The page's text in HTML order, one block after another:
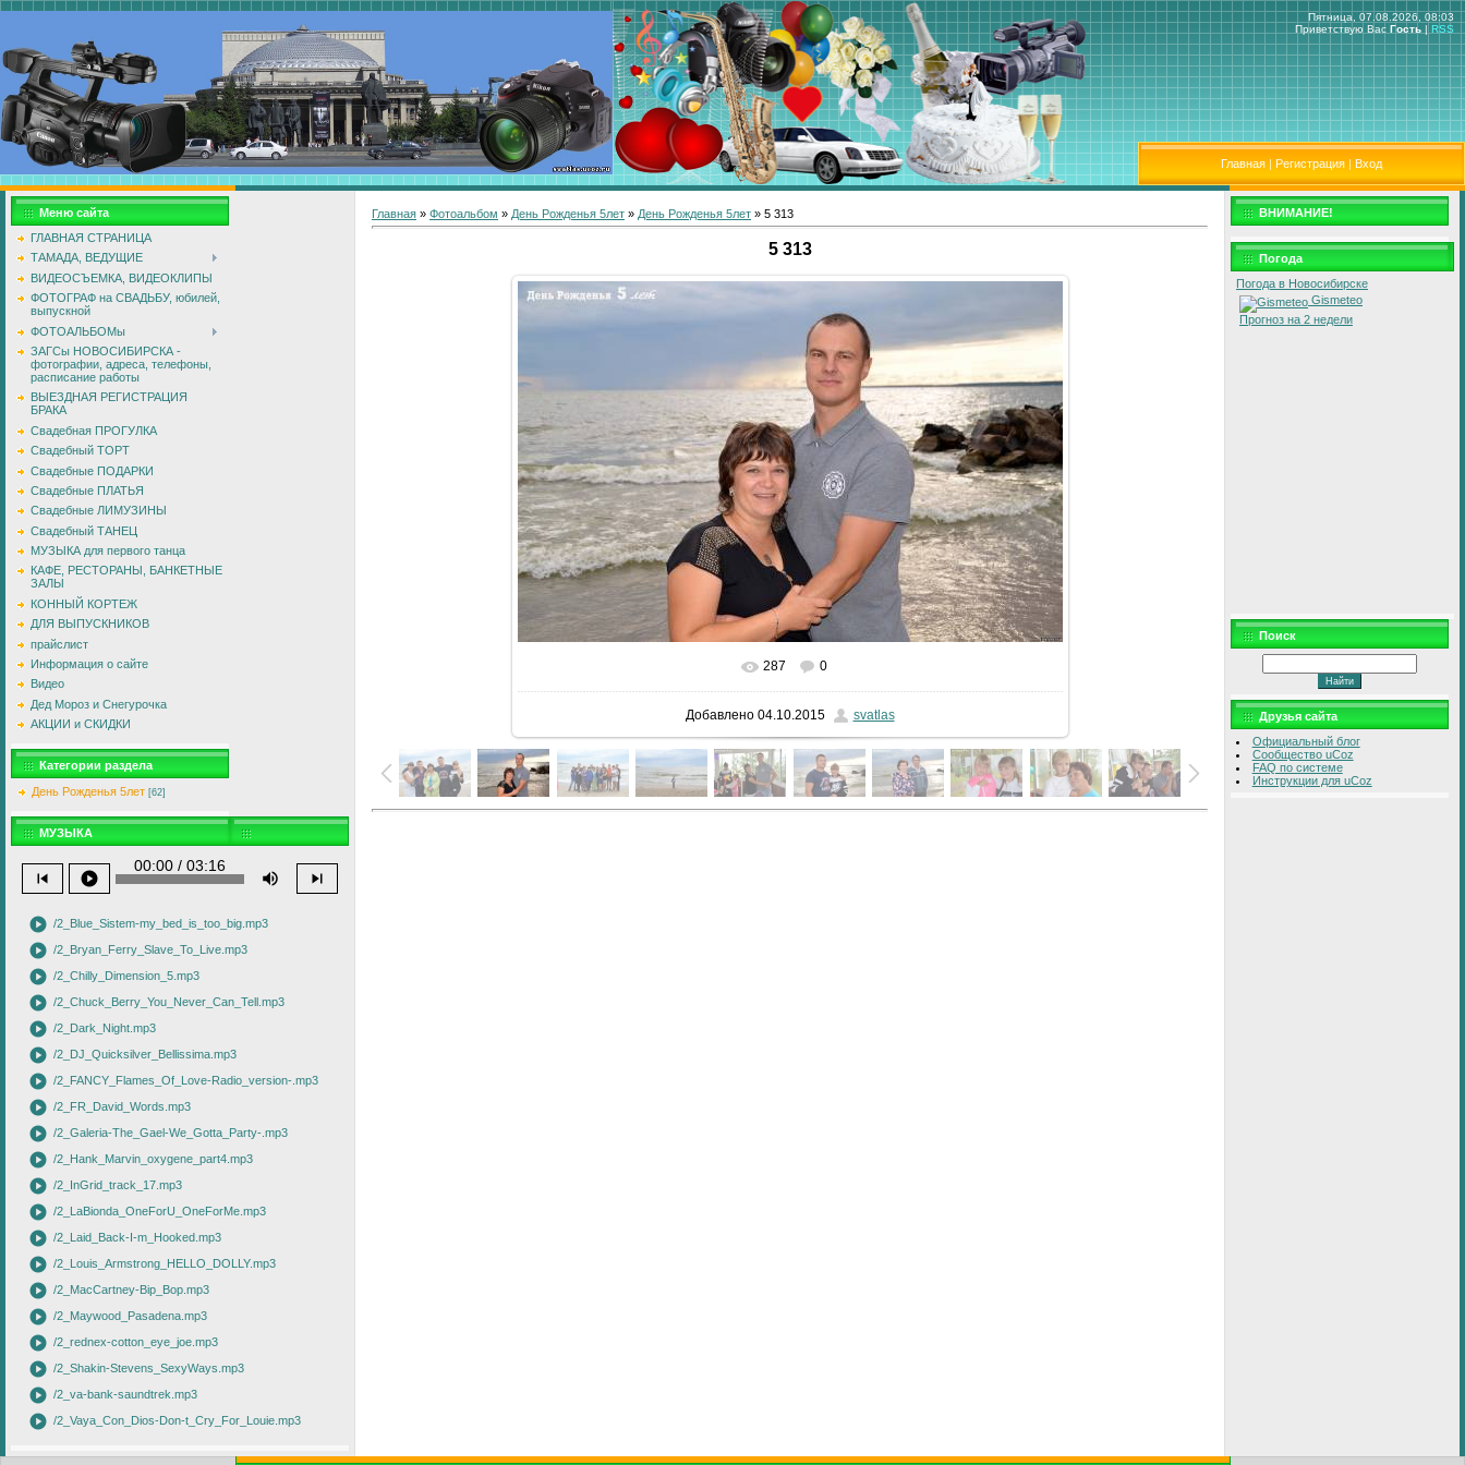
Пятница, 07.08.2026, 08:03
Приветствую Вас Гость | RSS
Главная | Регистрация | Вход
Меню сайта
ГЛАВНАЯ СТРАНИЦА
ТАМАДА, ВЕДУЩИЕ
ВИДЕОСЪЕМКА, ВИДЕОКЛИПЫ
ФОТОГРАФ на СВАДЬБУ, юбилей,
выпускной
ФОТОАЛЬБОМы
ЗАГСы НОВОСИБИРСКА -
фотографии, адреса, телефоны,
расписание работы
ВЫЕЗДНАЯ РЕГИСТРАЦИЯ
БРАКА
Свадебная ПРОГУЛКА
Свадебный ТОРТ
Свадебные ПОДАРКИ
Свадебные ПЛАТЬЯ
Свадебные ЛИМУЗИНЫ
Свадебный ТАНЕЦ
МУЗЫКА для первого танца
КАФЕ, РЕСТОРАНЫ, БАНКЕТНЫЕ
ЗАЛЫ
КОННЫЙ КОРТЕЖ
ДЛЯ ВЫПУСКНИКОВ
прайслист
Информация о сайте
Видео
Дед Мороз и Снегурочка
АКЦИИ и СКИДКИ
Категории раздела
День Рожденья 5лет [62]
МУЗЫКА
skip_previous play_circle
00:00 / 03:16
volume_up skip_next
play_circle /2_Blue_Sistem-my_bed_is_too_big.mp3
play_circle /2_Bryan_Ferry_Slave_To_Live.mp3
play_circle /2_Chilly_Dimension_5.mp3
play_circle /2_Chuck_Berry_You_Never_Can_Tell.mp3
play_circle /2_Dark_Night.mp3
play_circle /2_DJ_Quicksilver_Bellissima.mp3
play_circle /2_FANCY_Flames_Of_Love-Radio_version-.mp3
play_circle /2_FR_David_Words.mp3
play_circle /2_Galeria-The_Gael-We_Gotta_Party-.mp3
play_circle /2_Hank_Marvin_oxygene_part4.mp3
play_circle /2_InGrid_track_17.mp3
play_circle /2_LaBionda_OneForU_OneForMe.mp3
play_circle /2_Laid_Back-I-m_Hooked.mp3
play_circle /2_Louis_Armstrong_HELLO_DOLLY.mp3
play_circle /2_MacCartney-Bip_Bop.mp3
play_circle /2_Maywood_Pasadena.mp3
play_circle /2_rednex-cotton_eye_joe.mp3
play_circle /2_Shakin-Stevens_SexyWays.mp3
play_circle /2_va-bank-saundtrek.mp3
play_circle /2_Vaya_Con_Dios-Don-t_Cry_For_Louie.mp3
Главная » Фотоальбом » День Рожденья 5лет » День Рожденья 5лет » 5 313
5 313
В реальном размере 2000x1324
287 0
Добавлено04.10.2015 svatlas
ВНИМАНИЕ!
Погода
Погода в Новосибирске
Gismeteo
Прогноз на 2 недели
Поиск
Друзья сайта
Официальный блог
Сообщество uCoz
FAQ по системе
Инструкции для uCoz